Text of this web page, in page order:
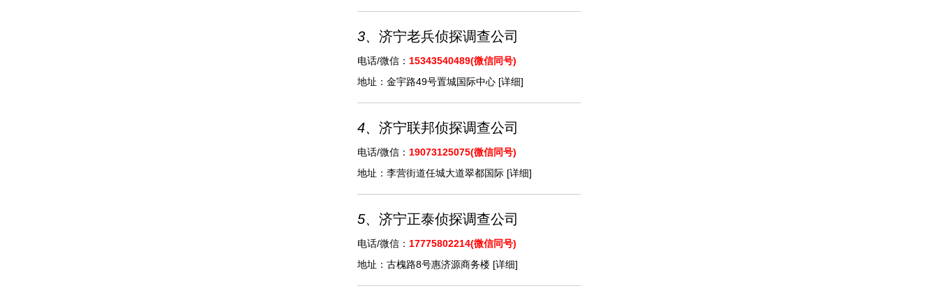
3、 济宁老兵侦探调查公司
电话/微信： 15343540489(微信同号)
地址： 金宇路49号置城国际中心 [详细]
4、 济宁联邦侦探调查公司
电话/微信： 19073125075(微信同号)
地址： 李营街道任城大道翠都国际 [详细]
5、 济宁正泰侦探调查公司
电话/微信： 17775802214(微信同号)
地址： 古槐路8号惠济源商务楼 [详细]